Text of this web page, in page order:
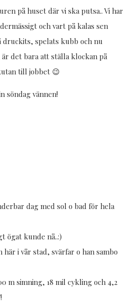
på huset där vi ska putsa.. Vi har
och vart på kalas sen
druckits, spelats kubb och nu
det bara att ställa klockan på
till jobbet 😉
söndag vännen!
dag med sol o bad för hela
ögat kunde nå..:)
i vår stad, svärfar o han sambo
m simning, 18 mil cykling och 4,2